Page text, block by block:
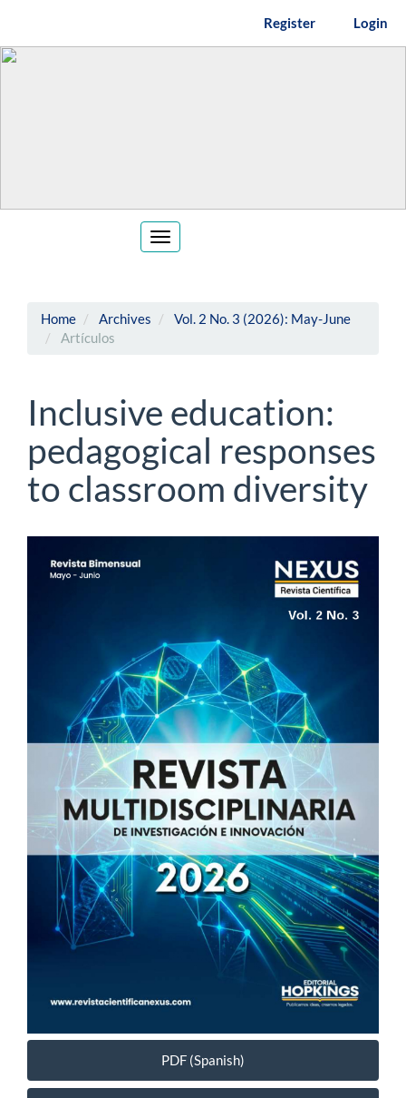
Main
Register Login
Toggle
navigation
Home Archives
Vol. 2 No. 3 (2026): May-June
Artículos
Inclusive education:
pedagogical responses
to classroom diversity
Article
Sidebar
PDF (Spanish)